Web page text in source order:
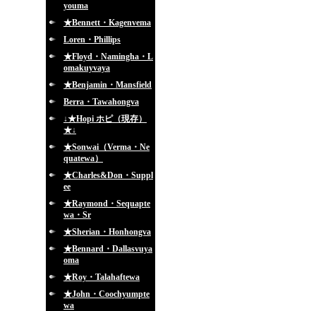
youma
★Bennett・Kagenvema
Loren・Phillips
★Floyd・Namingha・L
omakuyvaya
★Benjamin・Mansfield
Berra・Tawahongva
↓★Hopi ホピ（現存）
★↓
★Sonwai（Verma・Ne
quatewa）
★Charles&Don・Suppl
ee
★Raymond・Sequapte
wa・Sr
★Sherian・Honhongva
★Bennard・Dallasvuya
oma
★Roy・Talahaftewa
★John・Coochyumpte
wa